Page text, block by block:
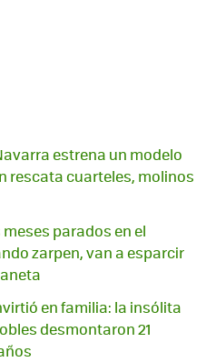
estrena un modelo
rescata cuarteles, molinos
parados en el
zarpen, van a esparcir
en familia: la insólita
desmontaron 21